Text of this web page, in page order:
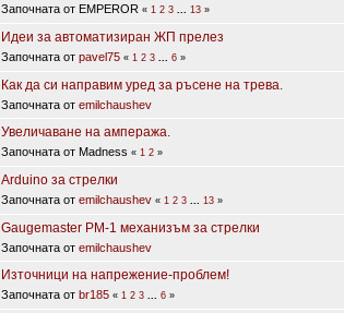
Започната от EMPEROR « 1 2 3 13»
Идеи за автоматизиран ЖП прелез
Започната от pavel75 « 1 2 3 6»
Как да си направим уред за ръсене на трева.
Започната от emilchaushev
Увеличаване на ампеража.
Започната от Madness « 1 2»
Arduino за стрелки
Започната от emilchaushev « 1 2 3 13»
Gaugemaster PM-1 механизъм за стрелки
Започната от emilchaushev
Източници на напрежение-проблем!
Започната от br185 « 1 2 3 6»